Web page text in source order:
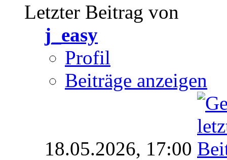
Letzter Beitrag von
j_easy
Profil
Beiträge anzeigen
18.05.2026, 17:00